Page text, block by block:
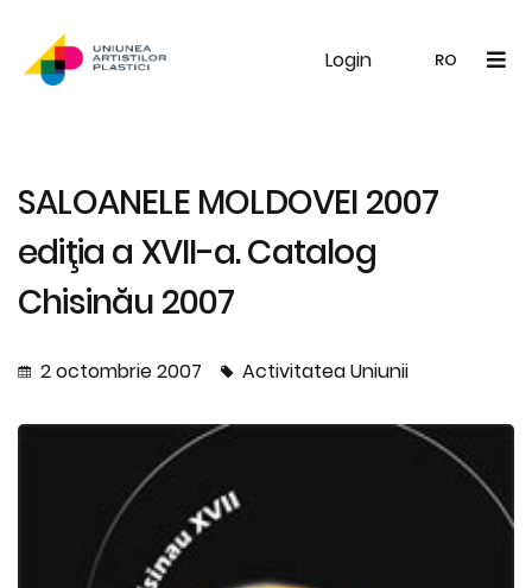
Login RO
UAP Galerie Noutăți
SALOANELE MOLDOVEI 2007
ediţia a XVII-a. Catalog
Chisinău 2007
2 octombrie 2007 Activitatea Uniunii